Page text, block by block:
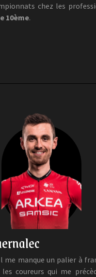
chez les
10ème.
me manque un palier à
coureurs qui me